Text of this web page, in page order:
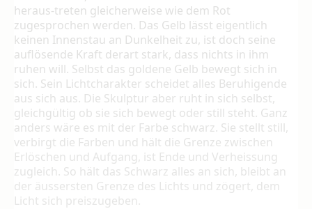
heraus-treten gleicherwei­se wie dem Rot
zugesprochen werden. Das Gelb lässt eigentlich
keinen Innenstau an Dun­kelheit zu, ist doch seine
auflösende Kraft der­art stark, dass nichts in ihm
ruhen will. Selbst das goldene Gelb bewegt sich in
sich. Sein Lichtcharakter scheidet alles Beruhigende
aus sich aus. Die Skulptur aber ruht in sich selbst,
gleichgültig ob sie sich bewegt oder still steht. Ganz
anders wäre es mit der Farbe schwarz. Sie stellt still,
verbirgt die Farben und hält die Grenze zwischen
Erlöschen und Aufgang, ist Ende und Verheissung
zugleich. So hält das Schwarz alles an sich, bleibt an
der äussers­ten Grenze des Lichts und zögert, dem
Licht sich preiszugeben.